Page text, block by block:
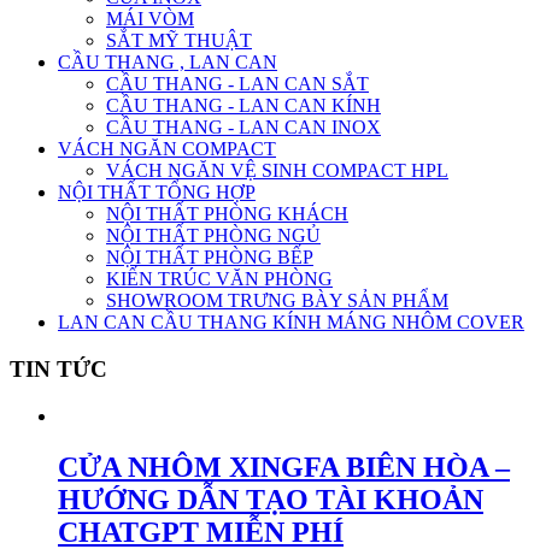
MÁI VÒM
SẮT MỸ THUẬT
CẦU THANG , LAN CAN
CẦU THANG - LAN CAN SẮT
CẦU THANG - LAN CAN KÍNH
CẦU THANG - LAN CAN INOX
VÁCH NGĂN COMPACT
VÁCH NGĂN VỆ SINH COMPACT HPL
NỘI THẤT TỔNG HỢP
NỘI THẤT PHÒNG KHÁCH
NỘI THẤT PHÒNG NGỦ
NỘI THẤT PHÒNG BẾP
KIẾN TRÚC VĂN PHÒNG
SHOWROOM TRƯNG BÀY SẢN PHẨM
LAN CAN CẦU THANG KÍNH MÁNG NHÔM COVER
TIN TỨC
CỬA NHÔM XINGFA BIÊN HÒA –
HƯỚNG DẪN TẠO TÀI KHOẢN
CHATGPT MIỄN PHÍ